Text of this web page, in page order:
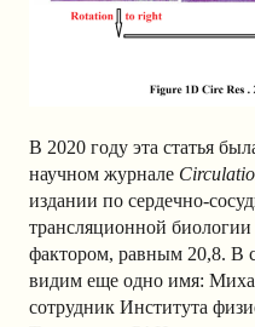
В 2020 году эта статья
научном журнале
издании по сердечно-
трансляционной
фактором, равным 20,8. В
видим еще одно имя:
сотрудник Института